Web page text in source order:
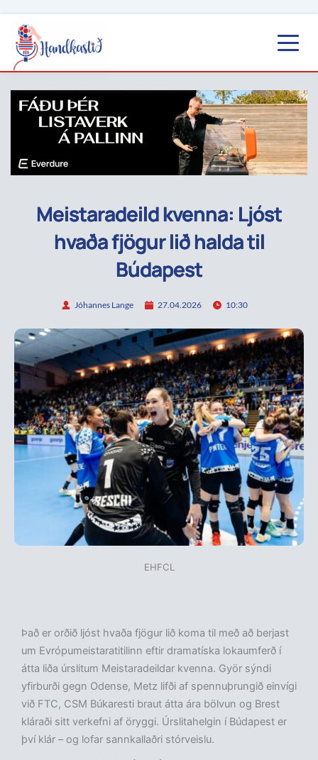
Meistaradeild kvenna: Ljóst
hvaða fjögur lið halda til
Búdapest
Jóhannes Lange 27.04.2026 10:30
EHFCL
Það er orðið ljóst hvaða fjögur lið koma til með að berjast
um Evrópumeistaratitilinn eftir dramatíska lokaumferð í
átta liða úrslitum Meistaradeildar kvenna. Györ sýndi
yfirburði gegn Odense, Metz lifði af spennuþrungið einvígi
við FTC, CSM Búkaresti braut átta ára bölvun og Brest
kláraði sitt verkefni af öryggi. Úrslitahelgin í Búdapest er
því klár – og lofar sannkallaðri stórveislu.